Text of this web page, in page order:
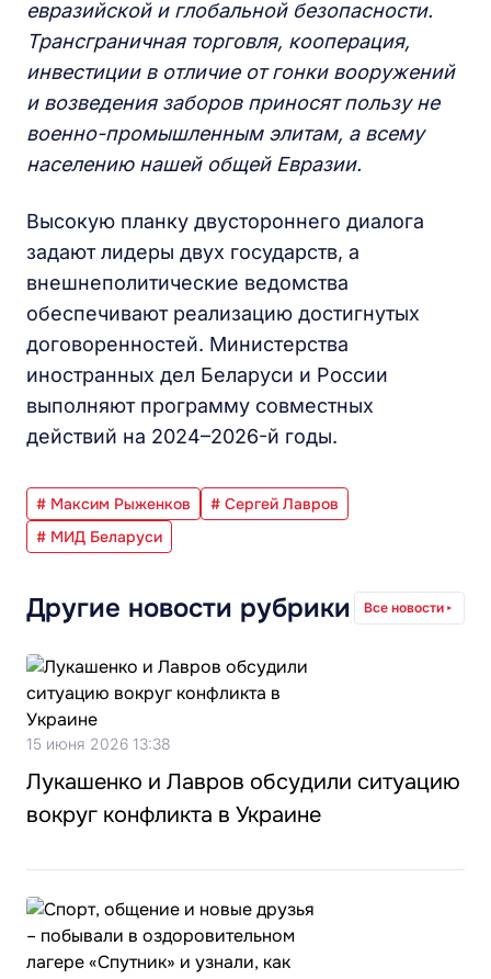
евразийской и глобальной безопасности.
Трансграничная торговля, кооперация,
инвестиции в отличие от гонки вооружений
и возведения заборов приносят пользу не
военно-промышленным элитам, а всему
населению нашей общей Евразии.
Высокую планку двустороннего диалога
задают лидеры двух государств, а
внешнеполитические ведомства
обеспечивают реализацию достигнутых
договоренностей. Министерства
иностранных дел Беларуси и России
выполняют программу совместных
действий на 2024–2026-й годы.
# Макcим Рыженков
# Сергей Лавров
# МИД Беларуси
Другие новости рубрики Все новости
15 июня 2026 13:38
Лукашенко и Лавров обсудили ситуацию
вокруг конфликта в Украине